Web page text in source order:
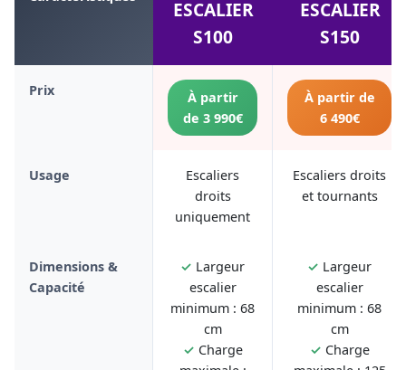
ESCALIER
S100
ESCALIER
S150
Prix
À partir
de 3 990€
À partir de
6 490€
Usage
Escaliers
droits
uniquement
Escaliers droits
et tournants
Dimensions &
Capacité
✓ Largeur
escalier
minimum : 68
cm
✓ Charge
✓ Largeur
escalier
minimum : 68
cm
✓ Charge